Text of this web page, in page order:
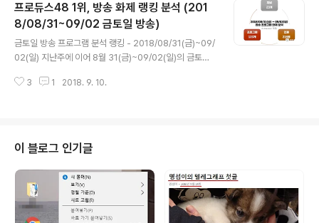
많은 관심을 '영화'에 두는 것은 좀처럼 이해가 되지 않는
다. 매년 약 20여개의 영화(케이블TV 제외)가 추석 TV 프
로그램에 편성된다. 이전에는 수년된 영화가 대다수를 차
지했다면 최근에는 개봉한 지 얼마 안된 영화까지도 TV에
서 볼 수 있게 되었다.(아래 년도별 방송 편성 영화 화제 랭
킹(STI) 참조) 오래된 영화는 상영 비용이 저렴해서 방송에
프로듀스48 1위, 방송 화제 랭킹 분석 (201
8/08/31~09/02 금토일 방송)
금토일 방송 프로그램 분석 랭킹 - 2018/08/31(금)~09/
02(일) 지난주에 이어 8월 31(금)~09/02(일)의 금토일
6 금토일 방송 프로그램 분석) 지난주에 화제를 모았던 M
많은 화제를 낳았다. 역시나 방송을 해야 만 포털에서 검색
도 하고 관심도 갖는다. 전작인 '프로듀스101'에 비해 관심
이 떨어진다는 평가를 받아 온 '프로듀스48' 최종회는 상
당한 관심을 보였다. S-Tree 분석 솔루션 도움을 받아, 포
털 화제 검색어 자료를 토대로 이슈 검색어와..
3 1 2018. 9. 10.
이 블로그 인기글